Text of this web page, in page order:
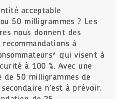
acceptable
50 milligrammes ? Les
nous donnent des
à
qui visent à
à 100 %. Avec une
de 50 milligrammes de
n'est à prévoir.